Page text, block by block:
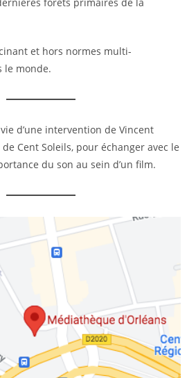
et hors normes multi-
le monde.
d’une intervention de Vincent
de Cent Soleils, pour échanger avec le
du son au sein d’un film.